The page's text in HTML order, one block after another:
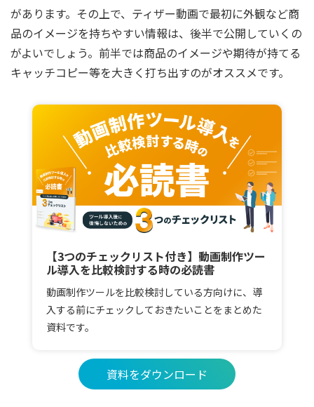
があります。その上で、ティザー動画で最初に外観など商
品のイメージを持ちやすい情報は、後半で公開していくの
がよいでしょう。前半では商品のイメージや期待が持てる
キャッチコピー等を大きく打ち出すのがオススメです。
【3つのチェックリスト付き】動画制作ツー
ル導入を比較検討する時の必読書
動画制作ツールを比較検討している方向けに、導
入する前にチェックしておきたいことをまとめた
資料です。
資料をダウンロード